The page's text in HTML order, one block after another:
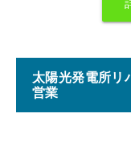
太陽光発電所リ
営業